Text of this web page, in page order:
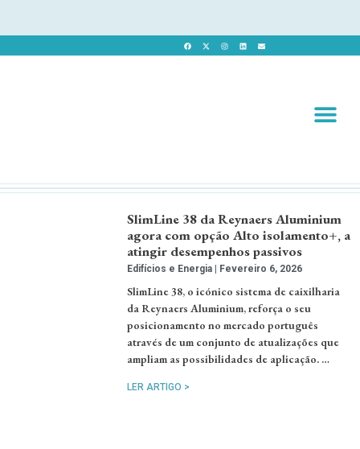
SlimLine 38 da Reynaers Aluminium
agora com opção Alto isolamento+, a
atingir desempenhos passivos
Edifícios e Energia Fevereiro 6, 2026
SlimLine 38, o icónico sistema de caixilharia
da Reynaers Aluminium, reforça o seu
posicionamento no mercado português
através de um conjunto de atualizações que
ampliam as possibilidades de aplicação. …
LER ARTIGO >